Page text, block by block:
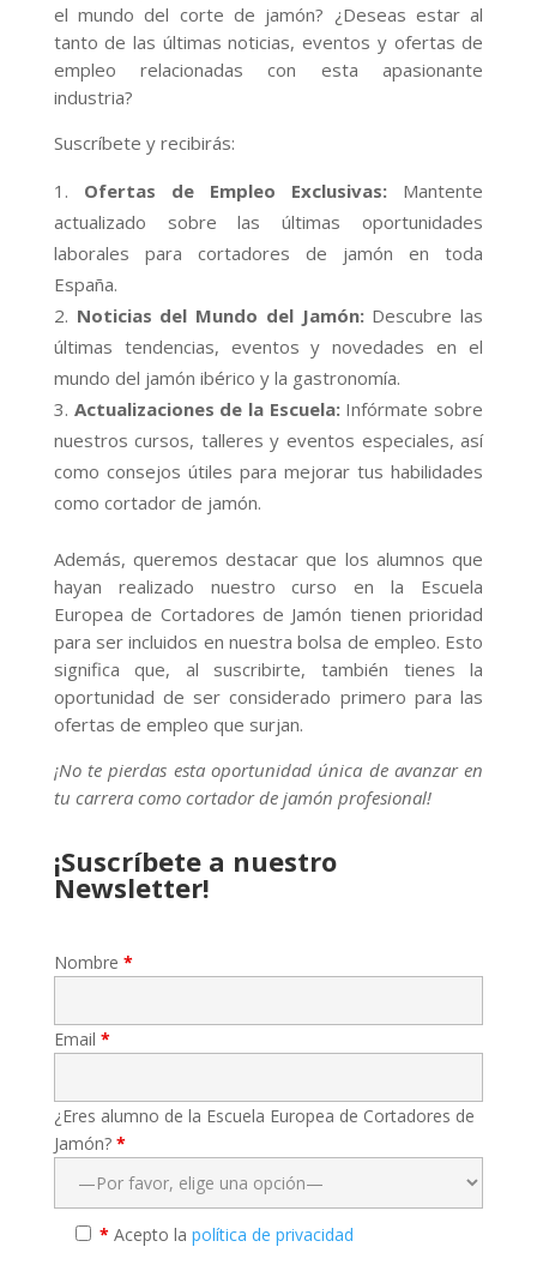
el mundo del corte de jamón? ¿Deseas estar al
tanto de las últimas noticias, eventos y ofertas de
empleo relacionadas con esta apasionante
industria?
Suscríbete y recibirás:
Ofertas de Empleo Exclusivas: Mantente
actualizado sobre las últimas oportunidades
laborales para cortadores de jamón en toda
España.
Noticias del Mundo del Jamón:Descubre las
últimas tendencias, eventos y novedades en el
mundo del jamón ibérico y la gastronomía.
Actualizaciones de la Escuela:Infórmate sobre
nuestros cursos, talleres y eventos especiales, así
como consejos útiles para mejorar tus habilidades
como cortador de jamón.
Además, queremos destacar que los alumnos que
hayan realizado nuestro curso en la Escuela
Europea de Cortadores de Jamón tienen prioridad
para ser incluidos en nuestra bolsa de empleo. Esto
significa que, al suscribirte, también tienes la
oportunidad de ser considerado primero para las
ofertas de empleo que surjan.
¡No te pierdas esta oportunidad única de avanzar en
tu carrera como cortador de jamón profesional!
¡Suscríbete a nuestro
Newsletter!
Nombre *
Email *
¿Eres alumno de la Escuela Europea de Cortadores de
Jamón? *
* Acepto la política de privacidad